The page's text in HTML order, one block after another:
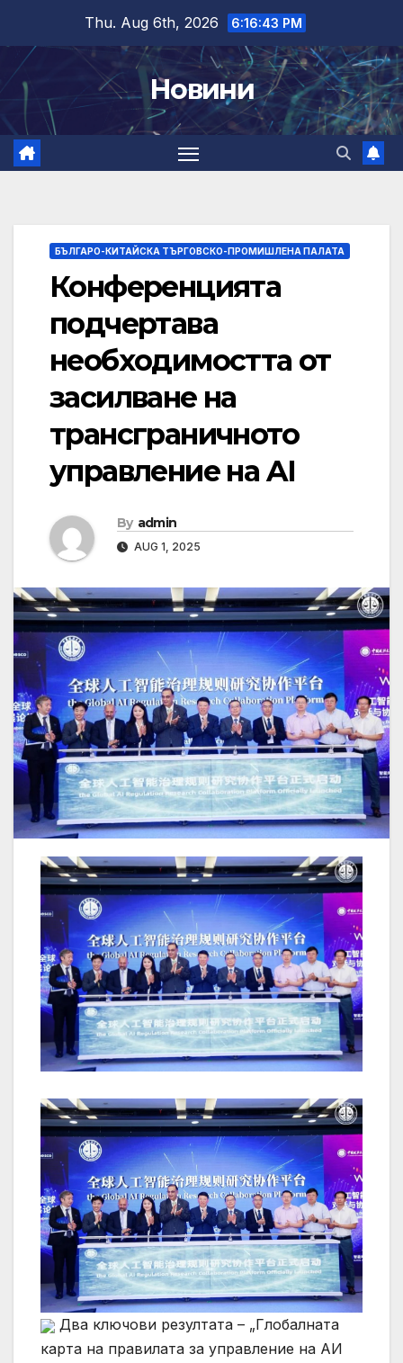
content
Thu. Aug 6th, 2026 6:16:44 PM
Новини
БЪЛГАРО-КИТАЙСКА ТЪРГОВСКО-ПРОМИШЛЕНА ПАЛАТА
Конференцията
подчертава
необходимостта от
засилване на
трансграничното
управление на AI
By admin
AUG 1, 2025
Два ключови резултата – „Глобалната
карта на правилата за управление на АИ